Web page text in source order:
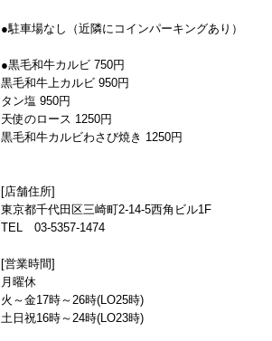
●駐車場なし（近隣にコインパーキングあり）
●黒毛和牛カルビ 750円
黒毛和牛上カルビ 950円
タン塩 950円
天使のロース 1250円
黒毛和牛カルビわさび焼き 1250円
[店舗住所]
東京都千代田区三崎町2-14-5西角ビル1F
TEL 03-5357-1474
[営業時間]
月曜休
火～金17時～26時(LO25時)
土日祝16時～24時(LO23時)